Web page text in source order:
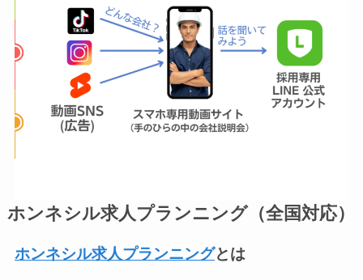
ホンネシル求人プランニング（全国対応）
ホンネシル求人プランニングとは